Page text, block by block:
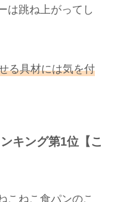
は跳ね上がってし
る具材には気を付
キング第1位【こ
こねこ食パンのこ